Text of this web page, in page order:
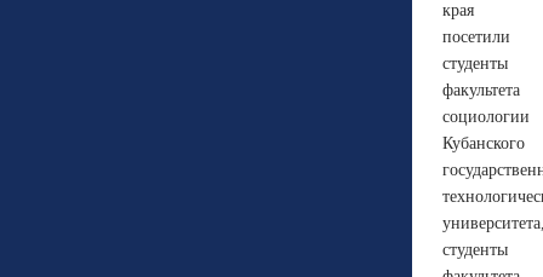
края
посетили
студенты
факультета
социологии
Кубанского
студенты